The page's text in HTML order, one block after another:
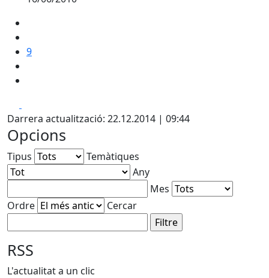
9
Darrera actualització: 22.12.2014 | 09:44
Opcions
Tipus
Temàtiques
Any
Mes
Ordre
Cercar
RSS
L'actualitat a un clic